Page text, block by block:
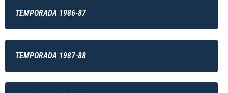
TEMPORADA 1986-87
TEMPORADA 1987-88